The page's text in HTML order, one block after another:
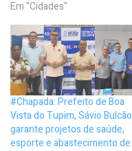
Em "Cidades"
#Chapada: Prefeito de Boa
Vista do Tupim, Sávio Bulcão
garante projetos de saúde,
esporte e abastecimento de